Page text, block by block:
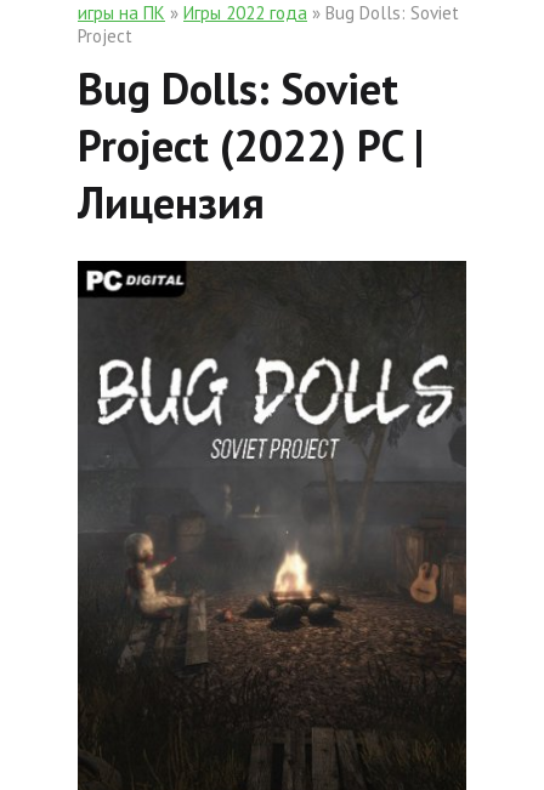
игры на ПК » Игры 2022 года » Bug Dolls: Soviet
Project
Bug Dolls: Soviet
Project (2022) PC |
Лицензия